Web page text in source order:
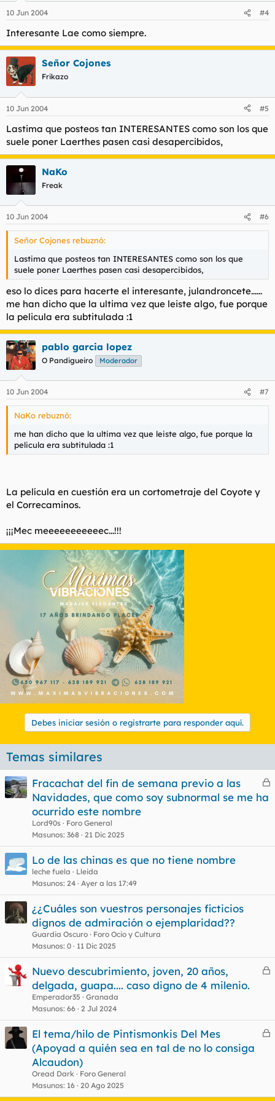
10 Jun 2004 #4
Interesante Lae como siempre.
Señor Cojones
Frikazo
10 Jun 2004 #5
Lastima que posteos tan INTERESANTES como son los que
suele poner Laerthes pasen casi desapercibidos,
NaKo
Freak
10 Jun 2004 #6
Señor Cojones rebuznó:
Lastima que posteos tan INTERESANTES como son los que
suele poner Laerthes pasen casi desapercibidos,
eso lo dices para hacerte el interesante, julandroncete......
me han dicho que la ultima vez que leiste algo, fue porque
la pelicula era subtitulada :1
pablo garcia lopez
O Pandigueiro Moderador
10 Jun 2004 #7
NaKo rebuznó:
me han dicho que la ultima vez que leiste algo, fue porque la
pelicula era subtitulada :1
La película en cuestión era un cortometraje del Coyote y
el Correcaminos.
¡¡¡Mec meeeeeeeeeeec...!!!
Debes iniciar sesión o registrarte para responder aquí.
Temas similares
C
d
Fracachat del fin de semana previo a las
Navidades, que como soy subnormal se me ha
ocurrido este nombre
Lord90s
Foro General
Masunos 368 21 Dic 2025
Lo de las chinas es que no tiene nombre
leche fuela
Lleida
Masunos 24 Ayer a las 17:49
¿¿Cuáles son vuestros personajes ficticios
dignos de admiración o ejemplaridad??
Guardia Oscuro
Foro Ocio y Cultura
Masunos 0 11 Dic 2025
C
a
d
Nuevo descubrimiento, joven, 20 años,
delgada, guapa.... caso digno de 4 milenio.
Emperador35
Granada
Masunos 66 2 Jul 2024
C
d
El tema/hilo de Pintismonkis Del Mes
(Apoyad a quién sea en tal de no lo consiga
Alcaudon)
Oread Dark
Foro General
Masunos 16 20 Ago 2025